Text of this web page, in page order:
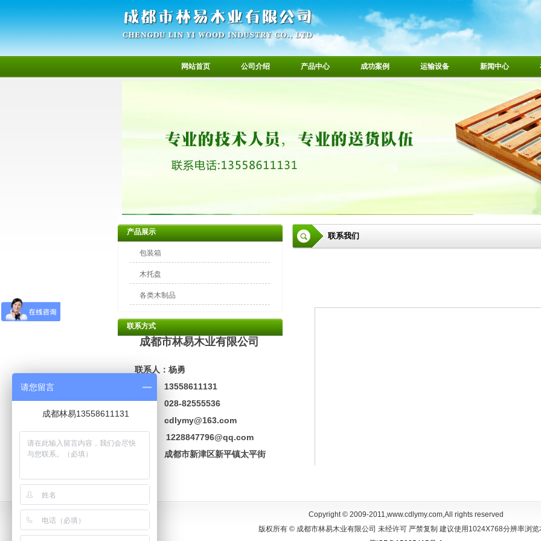
网站首页 公司介绍 产品中心 成功案例 运输设备 新闻中心
产品展示
包装箱
木托盘
各类木制品
联系方式
成都市林易木业有限公司
联系人：杨勇
电话: 13558611131
座机: 028-82555536
邮箱: cdlymy@163.com
1228847796@qq.com
成都市新津区新平镇太平街
联系我们
Copyright © 2009-2011,www.cdlymy.com,All rights reserved
版权所有 © 成都市林易木业有限公司 未经许可 严禁复制 建议使用1024X768分辨率浏览
请您留言
成都林易13558611131